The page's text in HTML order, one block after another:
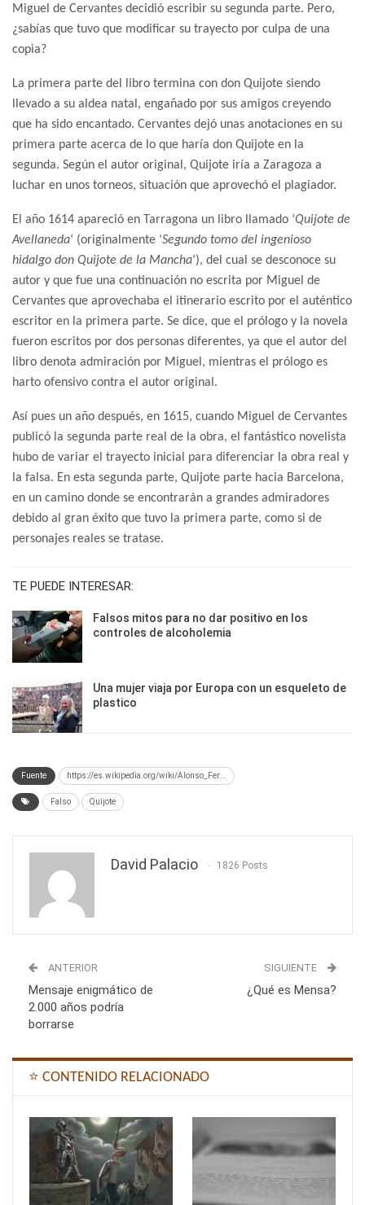
Miguel de Cervantes decidió escribir su segunda parte. Pero,
¿sabías que tuvo que modificar su trayecto por culpa de una
copia?
La primera parte del libro termina con don Quijote siendo
llevado a su aldea natal, engañado por sus amigos creyendo
que ha sido encantado. Cervantes dejó unas anotaciones en su
primera parte acerca de lo que haría don Quijote en la
segunda. Según el autor original, Quijote iría a Zaragoza a
luchar en unos torneos, situación que aprovechó el plagiador.
El año 1614 apareció en Tarragona un libro llamado ‘Quijote de
Avellaneda‘ (originalmente ‘Segundo tomo del ingenioso
hidalgo don Quijote de la Mancha‘), del cual se desconoce su
autor y que fue una continuación no escrita por Miguel de
Cervantes que aprovechaba el itinerario escrito por el auténtico
escritor en la primera parte. Se dice, que el prólogo y la novela
fueron escritos por dos personas diferentes, ya que el autor del
libro denota admiración por Miguel, mientras el prólogo es
harto ofensivo contra el autor original.
Así pues un año después, en 1615, cuando Miguel de Cervantes
publicó la segunda parte real de la obra, el fantástico novelista
hubo de variar el trayecto inicial para diferenciar la obra real y
la falsa. En esta segunda parte, Quijote parte hacia Barcelona,
en un camino donde se encontrarán a grandes admiradores
debido al gran éxito que tuvo la primera parte, como si de
personajes reales se tratase.
TE PUEDE INTERESAR:
Falsos mitos para no dar positivo en los
controles de alcoholemia
Una mujer viaja por Europa con un esqueleto de
plastico
Fuente https://es.wikipedia.org/wiki/Alonso_Fer...
Falso Quijote
David Palacio 1826 Posts
ANTERIOR
Mensaje enigmático de
2.000 años podría
borrarse
SIGUIENTE
¿Qué es Mensa?
⭐ CONTENIDO RELACIONADO